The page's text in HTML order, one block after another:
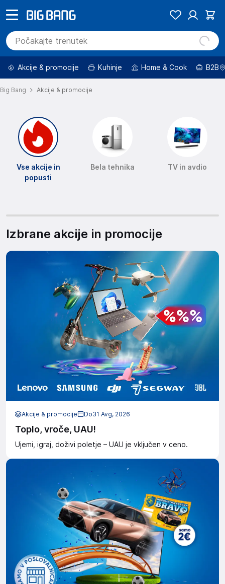
Akcije & promocije Kuhinje Home & Cook B2B
Big Bang Akcije & promocije
Vse akcije in
popusti
Bela tehnika TV in avdio
Izbrane akcije in promocije
Toplo, vroče, UAU!
Ujemi, igraj, doživi poletje – UAU je vključen v ceno.
Akcije & promocije Do31 Avg, 2026